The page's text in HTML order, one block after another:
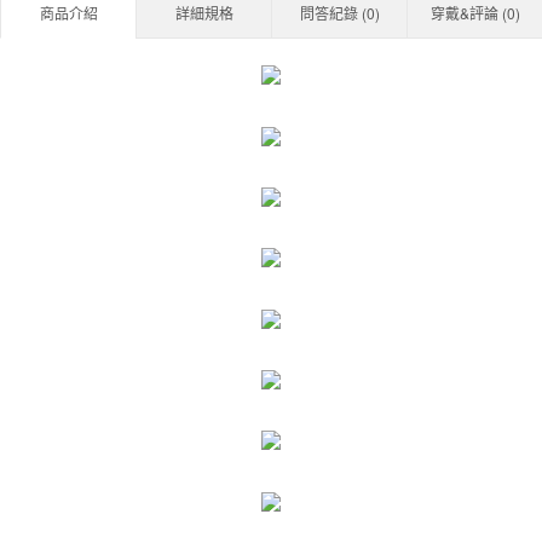
商品介紹 詳細規格 問答紀錄 (0) 穿戴&評論 (0)